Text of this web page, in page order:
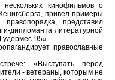
кинофильмов о
привел примеры
правопорядка, представил
дипломанта литературной
95».
православные
«Выступать перед
- ветераны, которым не